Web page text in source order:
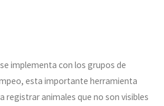
implementa con los grupos de
esta importante herramienta
registrar animales que no son visibles